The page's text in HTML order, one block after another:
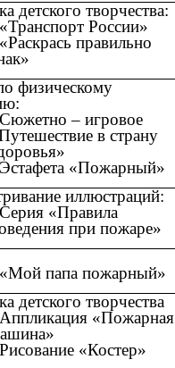
детского творчества:
«Транспорт России»
«Раскрась правильно
физическому
Сюжетно – игровое
в страну
Эстафета «Пожарный»
иллюстраций:
Серия «Правила
при пожаре»
«Мой папа пожарный»
детского творчества
Аппликация «Пожарная
Рисование «Костер»